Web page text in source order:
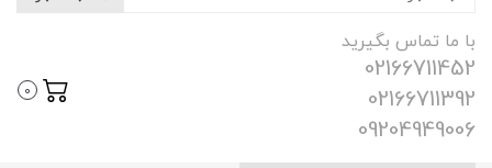
با ما تماس بگیرید
02166711452
02166711392
09204949006
0